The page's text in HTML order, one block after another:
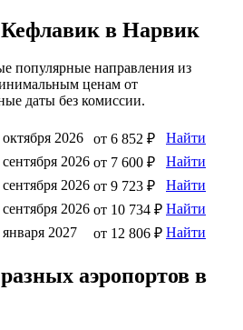
в Нарвик
популярные направления из
ценам от
даты без комиссии.
октября 2026 от 6 852 ₽
Найти
сентября 2026 от 7 600 ₽
Найти
сентября 2026 от 9 723 ₽
Найти
2026 от 10 734 ₽ Найти
2027 от 12 806 ₽ Найти
аэропортов в